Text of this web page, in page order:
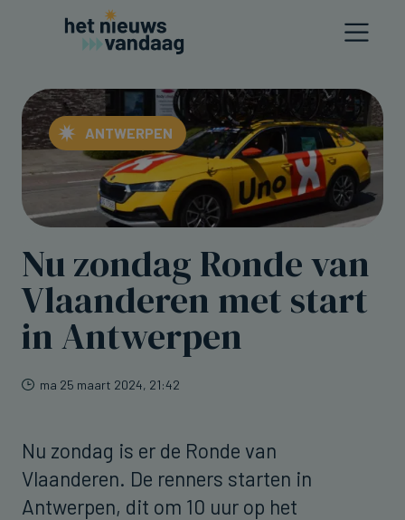
ANTWERPEN
Nu zondag Ronde van
Vlaanderen met start
in Antwerpen
ma 25 maart 2024, 21:42
Nu zondag is er de Ronde van
Vlaanderen. De renners starten in
Antwerpen, dit om 10 uur op het